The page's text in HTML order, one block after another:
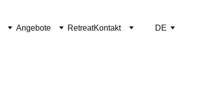
Angebote RetreatKontakt DE